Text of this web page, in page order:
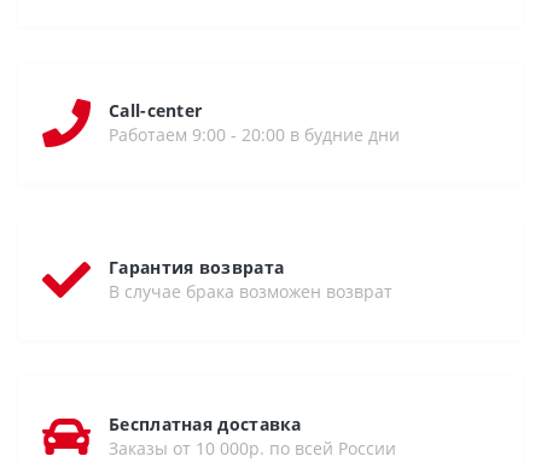
Call-center
Работаем 9:00 - 20:00 в будние дни
Гарантия возврата
В случае брака возможен возврат
Бесплатная доставка
Заказы от 10 000р. по всей России